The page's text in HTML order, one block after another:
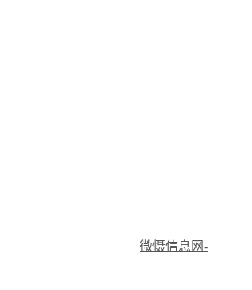
微慑信息网-